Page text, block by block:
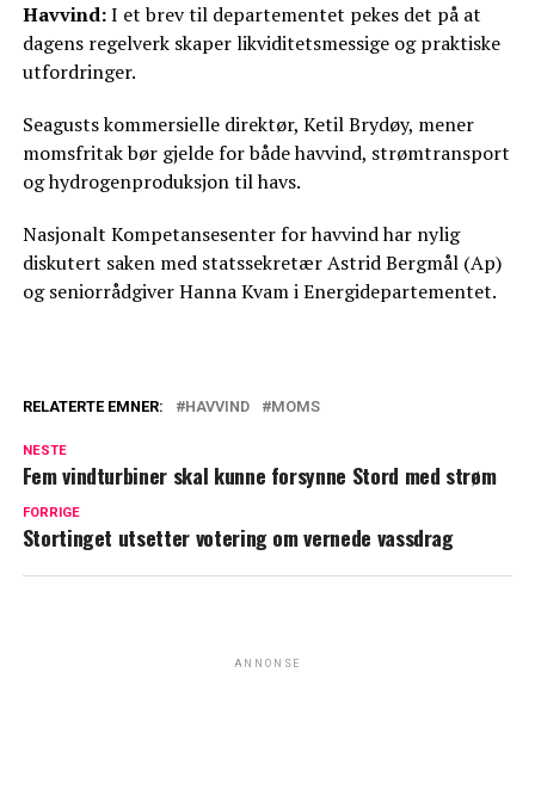
Havvind:I et brev til departementet pekes det på at
dagens regelverk skaper likviditetsmessige og praktiske
utfordringer.
Seagusts kommersielle direktør, Ketil Brydøy, mener
momsfritak bør gjelde for både havvind, strømtransport
og hydrogenproduksjon til havs.
Nasjonalt Kompetansesenter for havvind har nylig
diskutert saken med statssekretær Astrid Bergmål (Ap)
og seniorrådgiver Hanna Kvam i Energidepartementet.
RELATERTE EMNER: HAVVIND MOMS
NESTE
Fem vindturbiner skal kunne forsynne Stord med strøm
FORRIGE
Stortinget utsetter votering om vernede vassdrag
ANNONSE